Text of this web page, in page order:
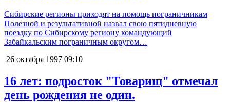
Сибирские регионы приходят на помощь пограничникам
Полезной и результативной назвал свою пятидневную
поездку по Сибирскому региону командующий
Забайкальским пограничным округом…
26 октября 1997 09:10
16 лет: подросток "Товарищ" отмечал
день рождения не один.